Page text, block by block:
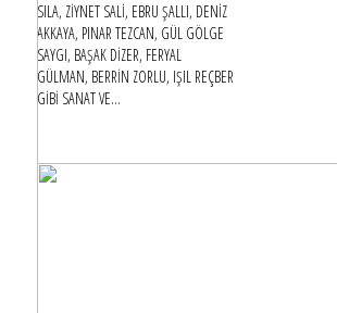
SILA, ZİYNET SALİ, EBRU ŞALLI, DENİZ
AKKAYA, PINAR TEZCAN, GÜL GÖLGE
SAYGI, BAŞAK DİZER, FERYAL
GÜLMAN, BERRİN ZORLU, IŞIL REÇBER
GİBİ SANAT VE...